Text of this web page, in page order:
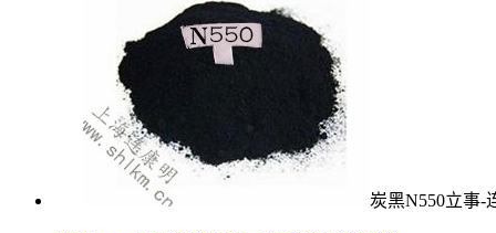
炭黑N550立事-